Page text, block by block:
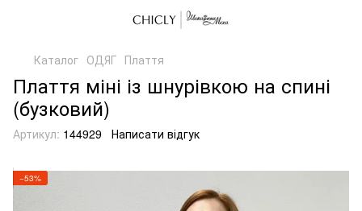
Каталог ОДЯГ Плаття
Плаття міні із шнурівкою на спині
(бузковий)
Артикул: 144929 Написати відгук
−53%